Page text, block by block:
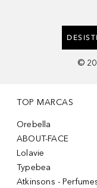
©
TOP MARCAS
Orebella
ABOUT-FACE
Lolavie
Typebea
Atkinsons -